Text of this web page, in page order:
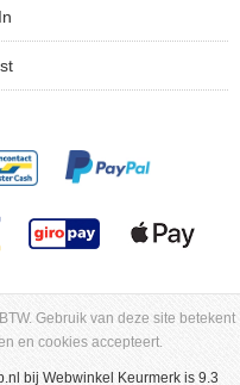
Gebruik van deze site betekent
en cookies accepteert.
bij Webwinkel Keurmerk is 9.3